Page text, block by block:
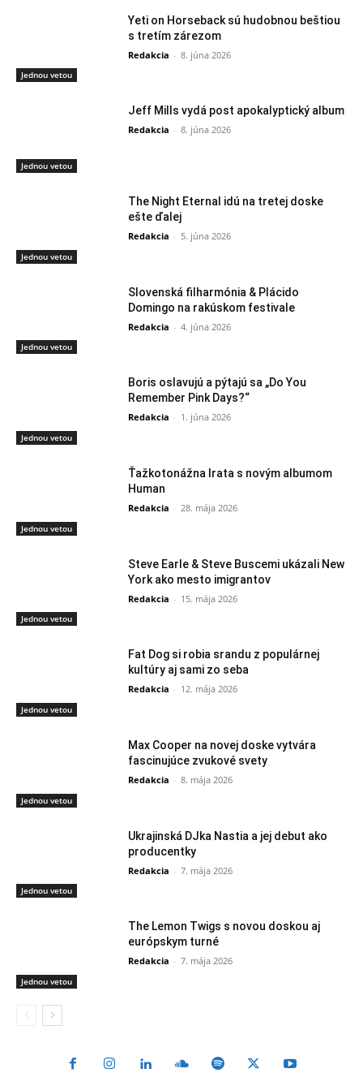
Jednou vetou
Yeti on Horseback sú hudobnou beštiou
s tretím zárezom
Redakcia - 8. júna 2026
Jednou vetou
Jeff Mills vydá post apokalyptický album
Redakcia - 8. júna 2026
Jednou vetou
The Night Eternal idú na tretej doske
ešte ďalej
Redakcia - 5. júna 2026
Jednou vetou
Slovenská filharmónia & Plácido
Domingo na rakúskom festivale
Redakcia - 4. júna 2026
Jednou vetou
Boris oslavujú a pýtajú sa „Do You
Remember Pink Days?“
Redakcia - 1. júna 2026
Jednou vetou
Ťažkotonážna Irata s novým albumom
Human
Redakcia - 28. mája 2026
Jednou vetou
Steve Earle & Steve Buscemi ukázali New
York ako mesto imigrantov
Redakcia - 15. mája 2026
Jednou vetou
Fat Dog si robia srandu z populárnej
kultúry aj sami zo seba
Redakcia - 12. mája 2026
Jednou vetou
Max Cooper na novej doske vytvára
fascinujúce zvukové svety
Redakcia - 8. mája 2026
Jednou vetou
Ukrajinská DJka Nastia a jej debut ako
producentky
Redakcia - 7. mája 2026
Jednou vetou
The Lemon Twigs s novou doskou aj
európskym turné
Redakcia - 7. mája 2026